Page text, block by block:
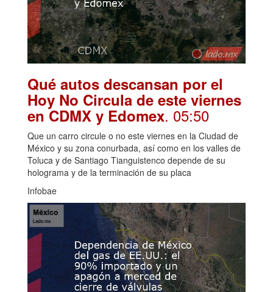
Qué autos descansan por el
Hoy No Circula de este viernes
en CDMX y Edomex. 05:50
Que un carro circule o no este viernes en la Ciudad de
México y su zona conurbada, así como en los valles de
Toluca y de Santiago Tianguistenco depende de su
holograma y de la terminación de su placa
Infobae